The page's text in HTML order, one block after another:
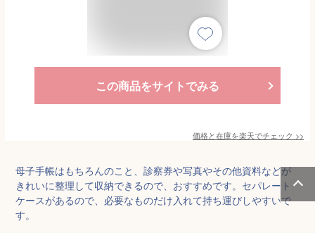
この商品をサイトでみる
価格と在庫を楽天でチェック >>
母子手帳はもちろんのこと、診察券や写真やその他資料などが
きれいに整理して収納できるので、おすすめです。セパレート
ケースがあるので、必要なものだけ入れて持ち運びしやすいで
す。